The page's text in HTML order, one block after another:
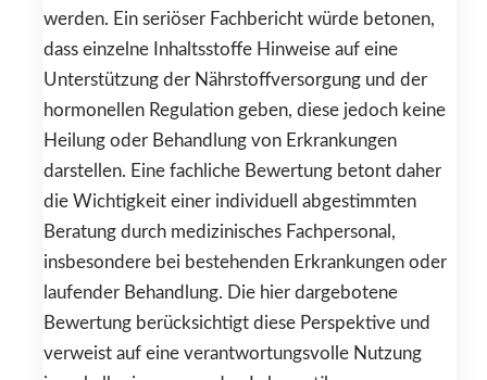
werden. Ein seriöser Fachbericht würde betonen,
dass einzelne Inhaltsstoffe Hinweise auf eine
Unterstützung der Nährstoffversorgung und der
hormonellen Regulation geben, diese jedoch keine
Heilung oder Behandlung von Erkrankungen
darstellen. Eine fachliche Bewertung betont daher
die Wichtigkeit einer individuell abgestimmten
Beratung durch medizinisches Fachpersonal,
insbesondere bei bestehenden Erkrankungen oder
laufender Behandlung. Die hier dargebotene
Bewertung berücksichtigt diese Perspektive und
verweist auf eine verantwortungsvolle Nutzung